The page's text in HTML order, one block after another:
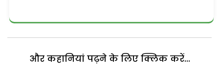
और कहानियां पढ़ने के लिए क्लिक करें...